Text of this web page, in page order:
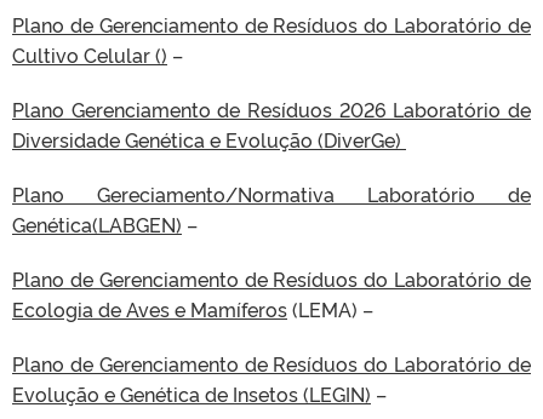
Plano de Gerenciamento de Resíduos do Laboratório de
Cultivo Celular () –
Plano Gerenciamento de Resíduos 2026 Laboratório de
Diversidade Genética e Evolução (DiverGe)
Plano Gereciamento/Normativa Laboratório de
Genética(LABGEN) –
Plano de Gerenciamento de Resíduos do Laboratório de
Ecologia de Aves e Mamíferos(LEMA) –
Plano de Gerenciamento de Resíduos do Laboratório de
Evolução e Genética de Insetos (LEGIN) –